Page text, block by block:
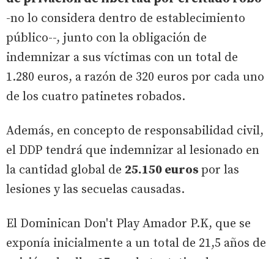
-no lo considera dentro de establecimiento
público--, junto con la obligación de
indemnizar a sus víctimas con un total de
1.280 euros, a razón de 320 euros por cada uno
de los cuatro patinetes robados.
Además, en concepto de responsabilidad civil,
el DDP tendrá que indemnizar al lesionado en
la cantidad global de 25.150 euros por las
lesiones y las secuelas causadas.
El Dominican Don't Play Amador P.K, que se
exponía inicialmente a un total de 21,5 años de